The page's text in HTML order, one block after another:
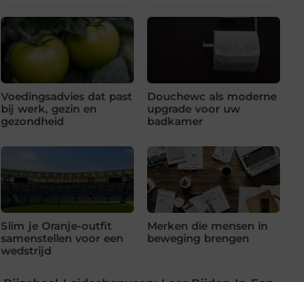
Voedingsadvies dat past
bij werk, gezin en
gezondheid
Douchewc als moderne
upgrade voor uw
badkamer
Slim je Oranje-outfit
samenstellen voor een
wedstrijd
Merken die mensen in
beweging brengen